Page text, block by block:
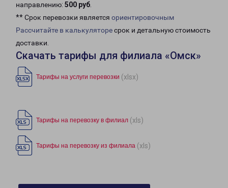
направлению: 500 руб.
** Срок перевозки является ориентировочным
Рассчитайте в калькуляторесрок и детальную стоимость
доставки.
Скачать тарифы для филиала «Омск»
Тарифы на услуги перевозки (xlsx)
Тарифы на перевозку в филиал (xls)
Тарифы на перевозку из филиала (xls)